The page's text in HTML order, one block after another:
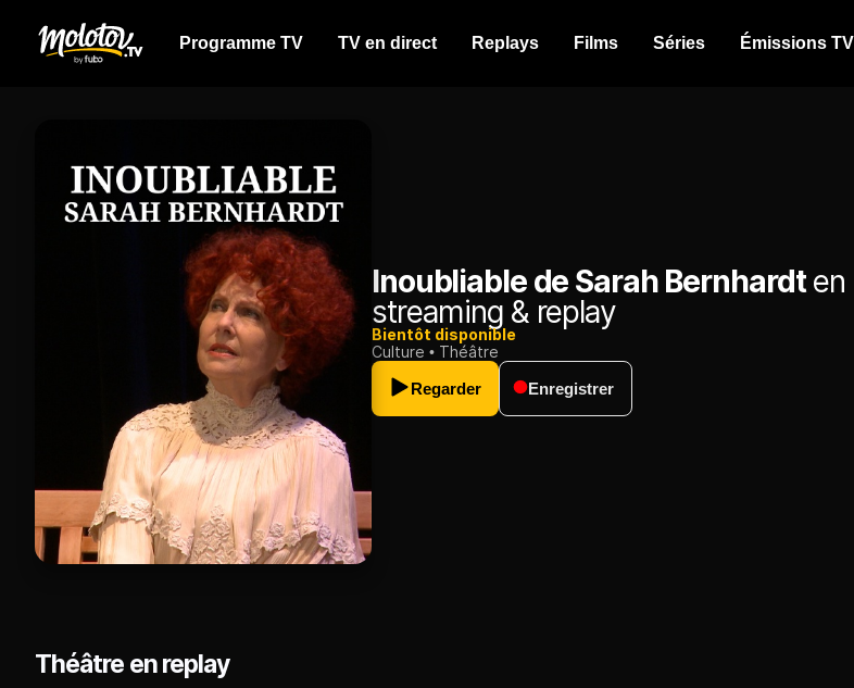
Programme TV TV en direct Replays Films Séries Émissions TV
Inoubliable de Sarah Bernhardten
streaming & replay
Bientôt disponible
Culture
Théâtre
Regarder
Enregistrer
Théâtre en replay